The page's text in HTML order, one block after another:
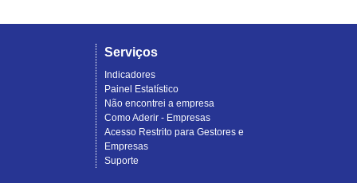
Serviços
Indicadores
Painel Estatístico
Não encontrei a empresa
Como Aderir - Empresas
Acesso Restrito para Gestores e
Empresas
Suporte